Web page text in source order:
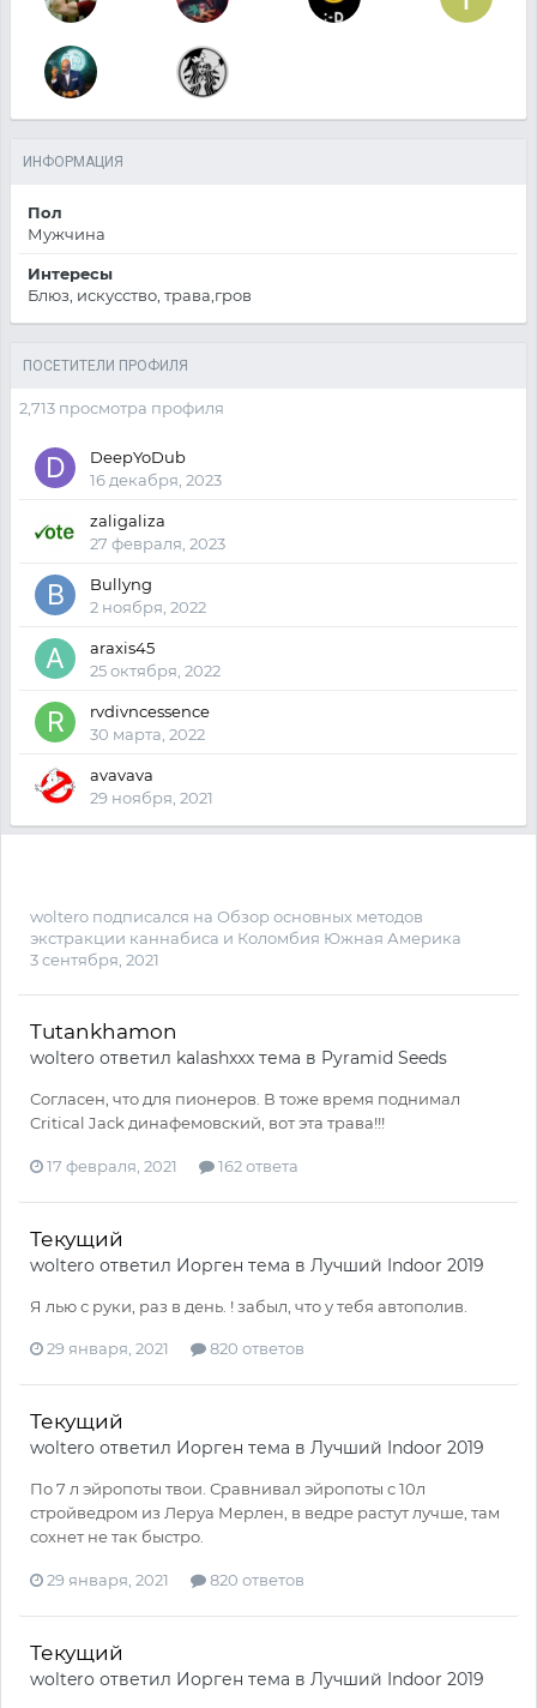
ИНФОРМАЦИЯ
Пол
Мужчина
Интересы
Блюз, искусство, трава,гров
ПОСЕТИТЕЛИ ПРОФИЛЯ
2,713 просмотра профиля
DeepYoDub
16 декабря, 2023
zaligaliza
27 февраля, 2023
Bullyng
2 ноября, 2022
araxis45
25 октября, 2022
rvdivncessence
30 марта, 2022
avavava
29 ноября, 2021
woltero подписался на Обзор основных методов
экстракции каннабиса и Коломбия Южная Америка
3 сентября, 2021
Tutankhamon
woltero ответил kalashxxx тема в Pyramid Seeds
Согласен, что для пионеров. В тоже время поднимал
Critical Jack динафемовский, вот эта трава!!!
17 февраля, 2021 162 ответа
Текущий
woltero ответил Иорген тема в Лучший Indoor 2019
Я лью с руки, раз в день. ! забыл, что у тебя автополив.
29 января, 2021 820 ответов
Текущий
woltero ответил Иорген тема в Лучший Indoor 2019
По 7 л эйропоты твои. Сравнивал эйропоты с 10л
стройведром из Леруа Мерлен, в ведре растут лучше, там
сохнет не так быстро.
29 января, 2021 820 ответов
Текущий
woltero ответил Иорген тема в Лучший Indoor 2019